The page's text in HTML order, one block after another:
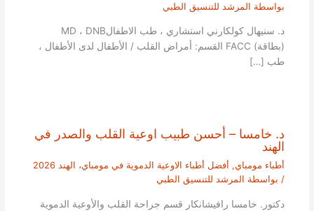
بواسطة المرشد للتنسيق الطبي
د. سنيهال كولكارني استشاري ، طب الاطفالMD ، DNB
(بطاقة) FACC القسم: أمراض القلب / الأطفال لدى الأطفال ،
طب […]
د. خامسا – أحسن طبيب اوعية القلب والصدر في
الهند
أطباء مومباي, أفضل أطباء الاوعية الدموية في مومباي، الهند 2026
/ بواسطة المرشد للتنسيق الطبي
دكتور. خامسا رافيشانكار قسم جراحة القلب والأوعية الدموية